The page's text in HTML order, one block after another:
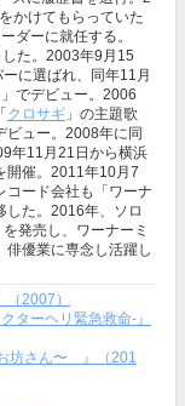
かけてもらっていた
ダーに就任する。
した。2003年9月15
に選ばれ、同年11月
でデビュー。2006
クロサギ 」の主題歌
ビュー。2008年に同
年11月21日から横浜
開催。2011年10月7
コード会社も「ワーナ
した。2016年、ソロ
発売し、ワーナーミ
俳優業に専念し活躍し
2007）
ターヘリ緊急救命-』
坊さん〜 』（201